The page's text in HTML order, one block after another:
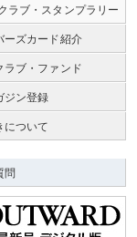
ラブ・スタンプラリー
ーズカード紹介
ラブ・ファンド
ジン登録
について
問